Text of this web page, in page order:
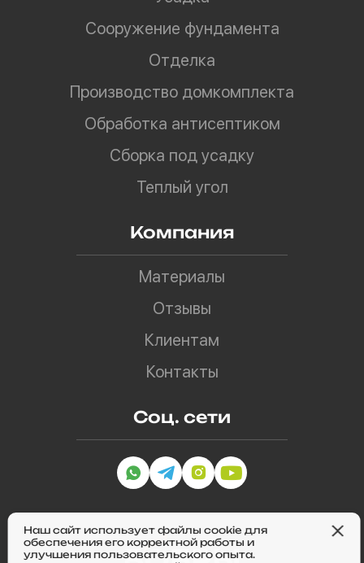
Сооружение фундамента
Отделка
Производство домкомплекта
Обработка антисептиком
Сборка под усадку
Теплый угол
Компания
Материалы
Отзывы
Клиентам
Контакты
Соц. сети
Наш сайт использует файлы cookie для
обеспечения его корректной работы и
улучшения пользовательского опыта.